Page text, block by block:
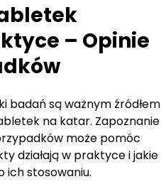
– Opinie
badań są ważnym źródłem
na katar. Zapoznanie
może pomóc
działają w praktyce i jakie
ich stosowaniu.